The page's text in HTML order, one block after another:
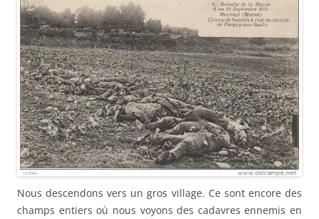
Nous descendons vers un gros village. Ce sont encore des
champs entiers où nous voyons des cadavres ennemis en